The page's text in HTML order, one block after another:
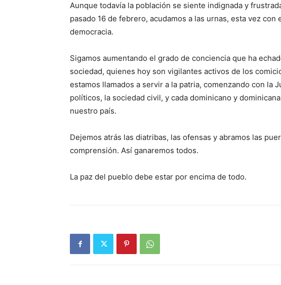
Aunque todavía la población se siente indignada y
pasado 16 de febrero, acudamos a las urnas, esta vez
democracia.
Sigamos aumentando el grado de conciencia que ha
sociedad, quienes hoy son ­vigilantes activos de los
estamos llamados a servir a la patria, comenzando con la
políticos, la ­sociedad civil, y cada dominicano y
nuestro país.
Dejemos atrás las diatribas, las ofensas y abramos las
comprensión. Así gana­remos todos.
La paz del pueblo debe estar por encima de todo.